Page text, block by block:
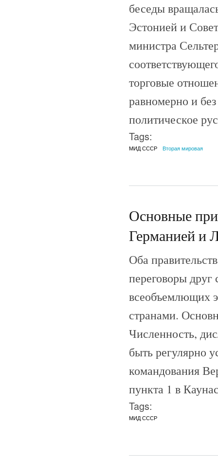
беседы
Эстонией и
министра
торговые
равномерно и
политическое
Tags:
МИД СССР Вторая мировая
Основные
Германией и
Оба
переговоры друг
всеобъемлющих
странами.
Численность,
быть регулярно
командования
пункта 1 в
Tags:
МИД СССР